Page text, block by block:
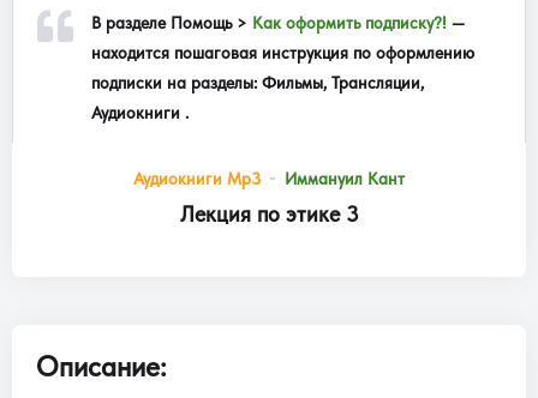
В разделе Помощь > Как оформить подписку?! —
находится пошаговая инструкция по оформлению
подписки на разделы: Фильмы, Трансляции,
Аудиокниги .
Аудиокниги Mp3 Иммануил Кант
Лекция по этике 3
Описание: